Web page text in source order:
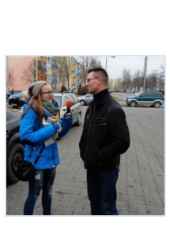
poprzednie zdjęcia